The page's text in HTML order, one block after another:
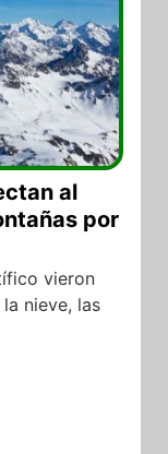
al
por
vieron
nieve, las